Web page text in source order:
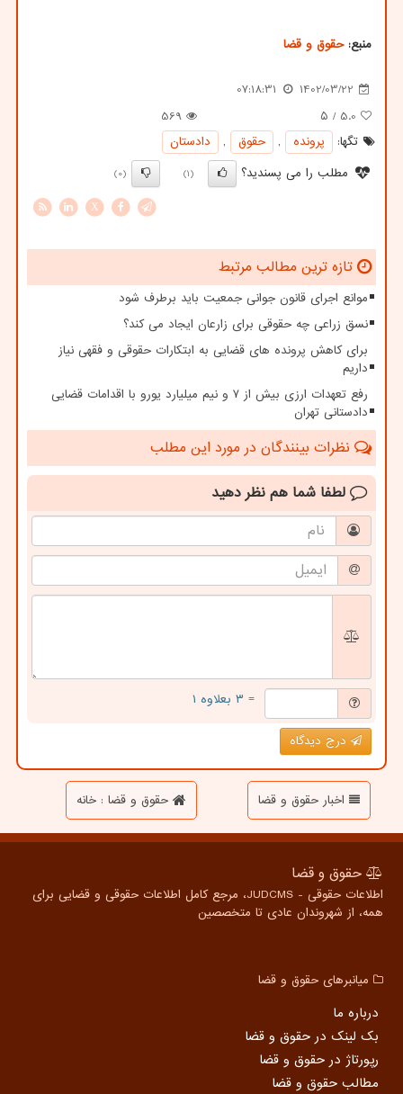
منبع:حقوق و قضا
1402/03/22
07:18:31
5.0 / ۵
569
تگها:
پرونده , حقوق ,
دادستان
مطلب را می پسندید؟
(1)
(0)
X
تازه ترین مطالب مرتبط
موانع اجرای قانون جوانی جمعیت باید برطرف شود
نسق زراعی چه حقوقی برای زارعان ایجاد می کند؟
برای کاهش پرونده های قضایی به ابتکارات حقوقی و فقهی نیاز
داریم
رفع تعهدات ارزی بیش از ۷ و نیم میلیارد یورو با اقدامات قضایی
دادستانی تهران
نظرات بینندگان در مورد این مطلب
لطفا شما هم نظر دهید
= ۳ بعلاوه ۱
درج دیدگاه
اخبار حقوق و قضا حقوق و قضا : خانه
حقوق و قضا
اطلاعات حقوقی - JUDCMS، مرجع کامل اطلاعات حقوقی و قضایی برای
همه، از شهروندان عادی تا متخصصین
میانبرهای حقوق و قضا
درباره ما
بک لینک در حقوق و قضا
رپورتاژ در حقوق و قضا
مطالب حقوق و قضا